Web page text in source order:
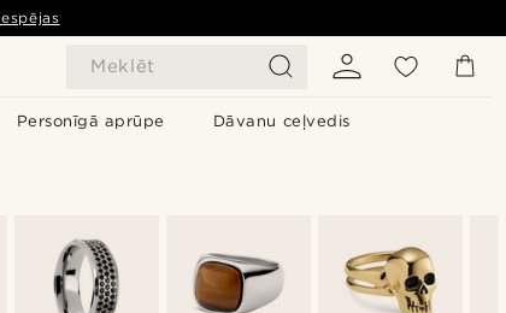
Meklēt
Personīgā aprūpe Dāvanu ceļvedis